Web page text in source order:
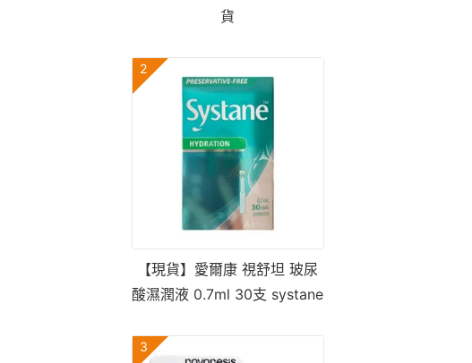
貨
2
【現貨】愛爾康 視舒坦 玻尿
酸濕潤液 0.7ml 30支 systane
3